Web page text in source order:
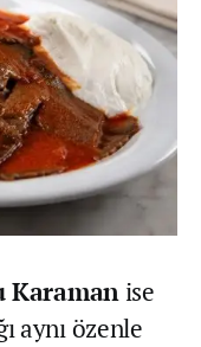
Karamanise
aynı özenle